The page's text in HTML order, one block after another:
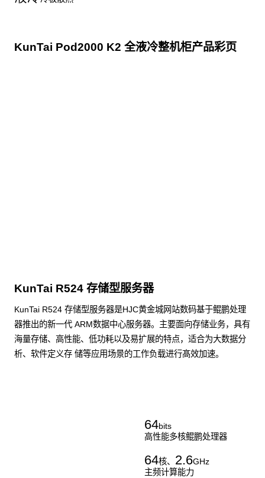
KunTai Pod2000 K2 全液冷整机柜产品彩页
KunTai R524 存储型服务器
KunTai R524 存储型服务器是HJC黄金城网站数码基于鲲鹏处理
器推出的新一代 ARM数据中心服务器。主要面向存储业务，具有
海量存储、高性能、低功耗以及易扩展的特点，适合为大数据分
析、软件定义存 储等应用场景的工作负载进行髙效加速。
64bits
高性能多核鲲鹏处理器
64核、 2.6GHz
主频计算能力